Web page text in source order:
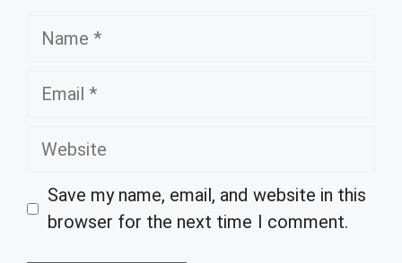
Name
Email
Website
Save my name, email, and website in this
browser for the next time I comment.